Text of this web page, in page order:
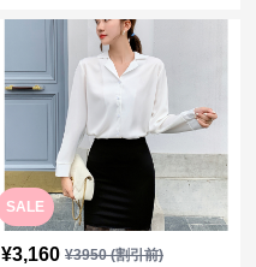
SALE
¥3,160 ¥3950(割引前)